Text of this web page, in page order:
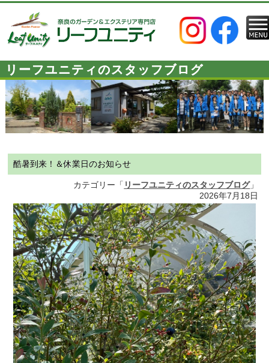
リーフユニティのスタッフブログ
酷暑到来！＆休業日のお知らせ
カテゴリー「 リーフユニティのスタッフブログ」
2026年7月18日